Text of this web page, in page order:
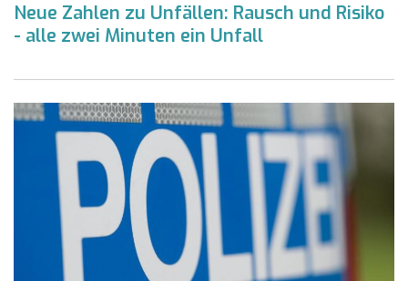
Neue Zahlen zu Unfällen: Rausch und Risiko
- alle zwei Minuten ein Unfall